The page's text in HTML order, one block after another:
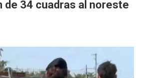
de 34 cuadras al noreste